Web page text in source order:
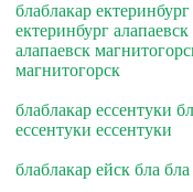
блаблакар
ектеринбург
алапаевск
магнитогорск
блаблакар ессентуки
ессентуки ессентуки
блаблакар ейск бла